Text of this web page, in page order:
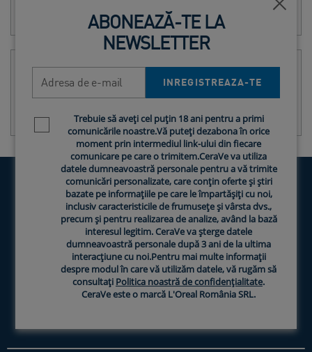
ABONEAZĂ-TE LA
NEWSLETTER
INREGISTREAZA-TE
Newsletter policy
Trebuie să aveți cel puțin 18 ani pentru a primi
comunicările noastre.Vă puteți dezabona în orice
moment prin intermediul link-ului din fiecare
comunicare pe care o trimitem.CeraVe va utiliza
datele dumneavoastră personale pentru a vă trimite
comunicări personalizate, care conțin oferte și știri
bazate pe informațiile pe care le împartășiți cu noi,
inclusiv caracteristicile de frumusețe și vârsta dvs.,
precum și pentru realizarea de analize, având la bază
interesul legitim. CeraVe va șterge datele
dumneavoastră personale după 3 ani de la ultima
interacțiune cu noi.Pentru mai multe informații
despre modul în care vă utilizăm datele, vă rugăm să
consultați Politica noastră de confidențialitate.
CeraVe este o marcă L'Oreal România SRL.
PRODUSELE NOASTRE
INGREDIENTE CERAVE
SFATURI PENTRU INGRIJIREA PIELII